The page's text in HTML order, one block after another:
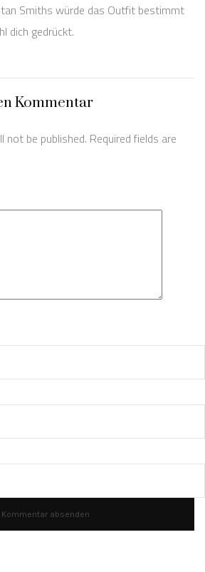
Smiths würde das Outfit bestimmt
dich gedrückt.
Kommentar
not be published. Required fields are